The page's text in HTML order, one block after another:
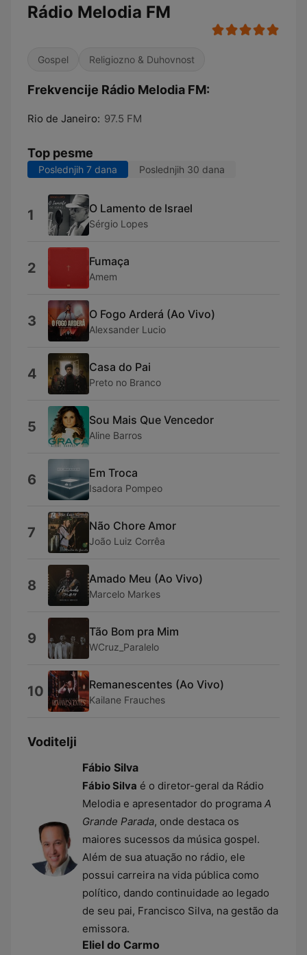
Rádio Melodia FM
Gospel Religiozno & Duhovnost
Frekvencije Rádio Melodia FM:
Rio de Janeiro: 97.5 FM
Top pesme
Poslednjih 7 dana Poslednjih 30 dana
1 O Lamento de Israel
Sérgio Lopes
2 Fumaça
Amem
3 O Fogo Arderá (Ao Vivo)
Alexsander Lucio
4 Casa do Pai
Preto no Branco
5 Sou Mais Que Vencedor
Aline Barros
6 Em Troca
Isadora Pompeo
7 Não Chore Amor
João Luiz Corrêa
8 Amado Meu (Ao Vivo)
Marcelo Markes
9 Tão Bom pra Mim
WCruz_Paralelo
10 Remanescentes (Ao Vivo)
Kailane Frauches
Voditelji
Fábio Silva
Fábio Silva é o diretor-geral da Rádio
Melodia e apresentador do programa A
Grande Parada, onde destaca os
maiores sucessos da música gospel.
Além de sua atuação no rádio, ele
possui carreira na vida pública como
político, dando continuidade ao legado
de seu pai, Francisco Silva, na gestão da
emissora.
Eliel do Carmo